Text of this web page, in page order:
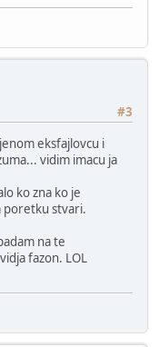
#3
eksfajlovcu i
vidim imacu ja
ko zna ko je
poretku stvari.
na te
fazon. LOL